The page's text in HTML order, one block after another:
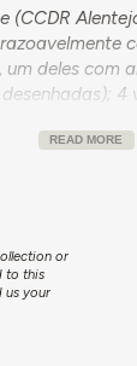
(CCDR
um deles com
4
(peças
das
READ MORE
or
to this
us your